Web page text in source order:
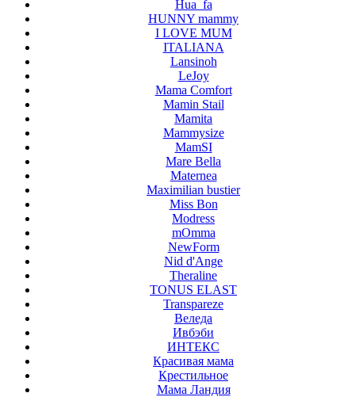
Hua_fa
HUNNY mammy
I LOVE MUM
ITALIANA
Lansinoh
LeJoy
Mama Comfort
Mamin Stail
Mamita
Mammysize
MamSI
Mare Bella
Maternea
Maximilian bustier
Miss Bon
Modress
mOmma
NewForm
Nid d'Ange
Theraline
TONUS ELAST
Transpareze
Веледа
Ивбэби
ИНТЕКС
Красивая мама
Крестильное
Мама Ландия